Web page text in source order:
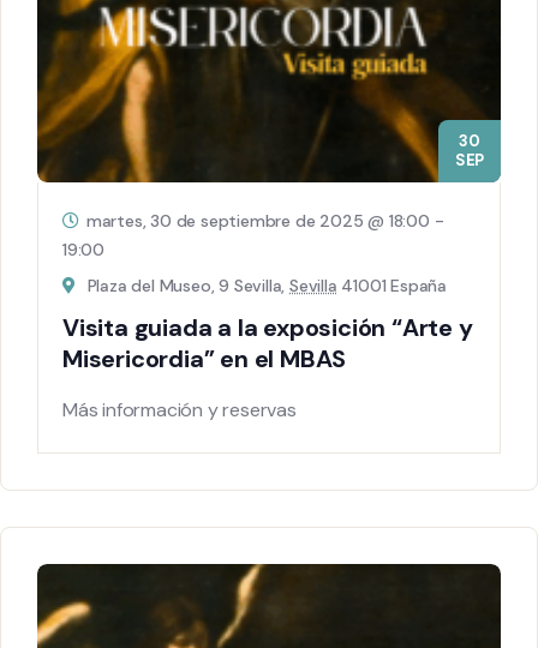
30
SEP
martes, 30 de septiembre de 2025 @ 18:00 -
19:00
Plaza del Museo, 9 Sevilla,Sevilla 41001 España
Visita guiada a la exposición “Arte y
Misericordia” en el MBAS
Más información y reservas